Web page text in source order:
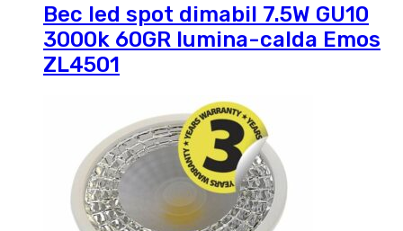
Bec led spot dimabil 7.5W GU10
3000k 60GR lumina-calda Emos
ZL4501